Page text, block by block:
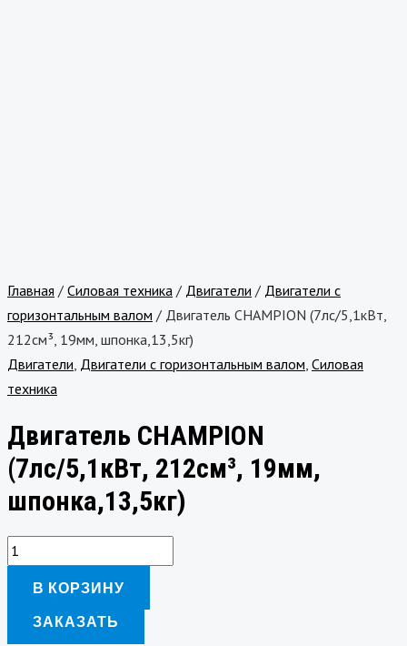
Главная / Силовая техника / Двигатели / Двигатели с
горизонтальным валом / Двигатель CHAMPION (7лс/5,1кВт,
212см³, 19мм, шпонка,13,5кг)
Двигатели, Двигатели с горизонтальным валом, Силовая
техника
Двигатель CHAMPION
(7лс/5,1кВт, 212см³, 19мм,
шпонка,13,5кг)
В КОРЗИНУ
ЗАКАЗАТЬ